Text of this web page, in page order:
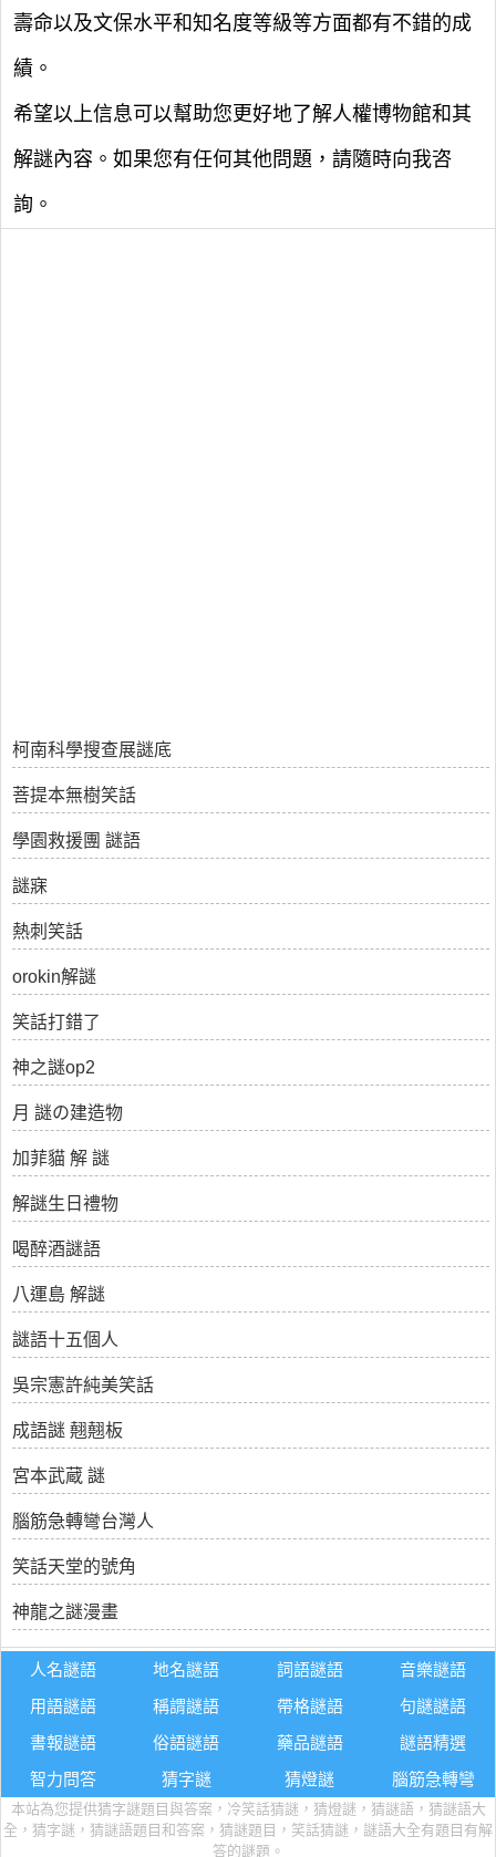
壽命以及文保水平和知名度等級等方面都有不錯的成
績。
希望以上信息可以幫助您更好地了解人權博物館和其
解謎內容。如果您有任何其他問題，請隨時向我咨
詢。
柯南科學搜查展謎底
菩提本無樹笑話
學園救援團 謎語
謎寐
熱刺笑話
orokin解謎
笑話打錯了
神之謎op2
月 謎の建造物
加菲貓 解 謎
解謎生日禮物
喝醉酒謎語
八運島 解謎
謎語十五個人
吳宗憲許純美笑話
成語謎 翹翹板
宮本武蔵 謎
腦筋急轉彎台灣人
笑話天堂的號角
神龍之謎漫畫
人名謎語 地名謎語 詞語謎語
音樂謎語
用語謎語
稱謂謎語 帶格謎語
句謎謎語
書報謎語
俗語謎語 藥品謎語
謎語精選
智力問答
猜字謎 猜燈謎 腦筋急轉彎
本站為您提供猜字謎題目與答案，冷笑話猜謎，猜燈謎，猜謎語，猜謎語大
全，猜字謎，猜謎語題目和答案，猜謎題目，笑話猜謎，謎語大全有題目有解
答的謎題。